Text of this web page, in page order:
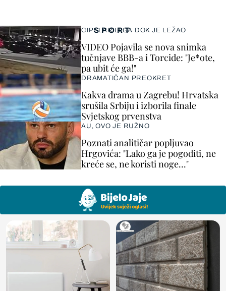
SPORT
CIPELARILI GA DOK JE LEŽAO
VIDEO Pojavila se nova snimka
tučnjave BBB-a i Torcide: "Je*ote,
pa ubit će ga!"
DRAMATIČAN PREOKRET
Kakva drama u Zagrebu! Hrvatska
srušila Srbiju i izborila finale
Svjetskog prvenstva
AU, OVO JE RUŽNO
Poznati analitičar popljuvao
Hrgovića: "Lako ga je pogoditi, ne
kreće se, ne koristi noge..."